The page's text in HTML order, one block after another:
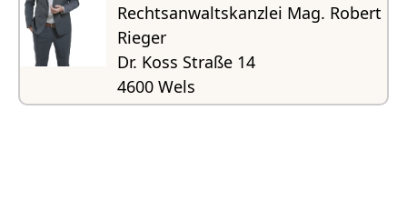
Rechtsanwaltskanzlei Mag. Robert
Rieger
Dr. Koss Straße 14
4600 Wels